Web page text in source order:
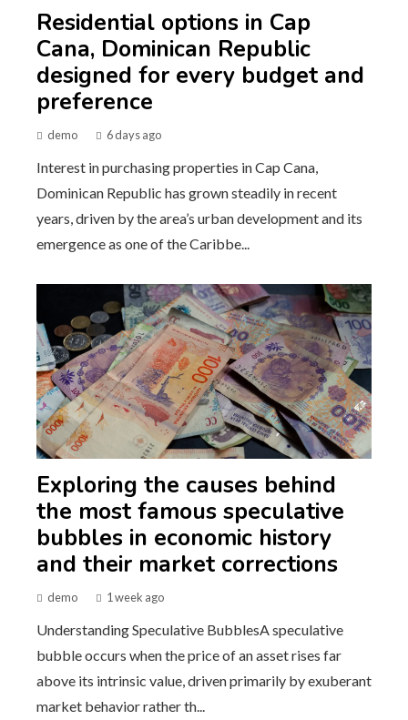
Residential options in Cap
Cana, Dominican Republic
designed for every budget and
preference
demo 6 days ago
Interest in purchasing properties in Cap Cana,
Dominican Republic has grown steadily in recent
years, driven by the area’s urban development and its
emergence as one of the Caribbe...
Exploring the causes behind
the most famous speculative
bubbles in economic history
and their market corrections
demo 1 week ago
Understanding Speculative BubblesA speculative
bubble occurs when the price of an asset rises far
above its intrinsic value, driven primarily by exuberant
market behavior rather th...